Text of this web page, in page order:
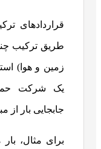
قراردادهای
طریق ترکیب
زمین و هوا)
یک شرکت
جابجایی بار از
برای مثال،